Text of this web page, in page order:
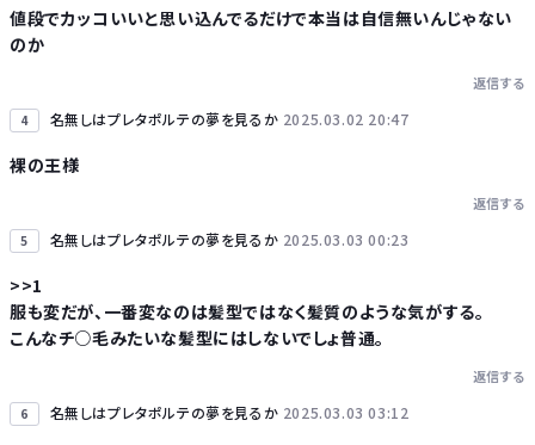
値段でカッコいいと思い込んでるだけで本当は自信無いんじゃない
のか
返信する
4 名無しはプレタポルテの夢を見るか 2025.03.02 20:47
裸の王様
返信する
5 名無しはプレタポルテの夢を見るか 2025.03.03 00:23
>>1
服も変だが、一番変なのは髪型ではなく髪質のような気がする。
こんなチ○毛みたいな髪型にはしないでしょ普通。
返信する
6 名無しはプレタポルテの夢を見るか 2025.03.03 03:12